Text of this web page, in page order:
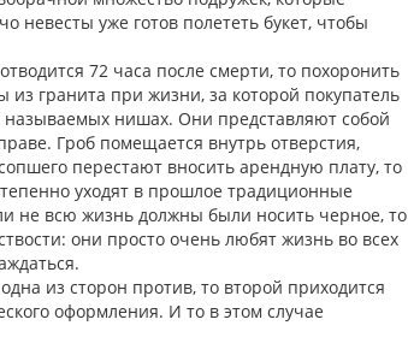
невесты уже готов полететь букет, чтобы
72 часа после смерти, то похоронить
гранита при жизни, за которой покупатель
называемых нишах. Они представляют собой
Гроб помещается внутрь отверстия,
перестают вносить арендную плату, то
уходят в прошлое традиционные
не всю жизнь должны были носить черное, то
они просто очень любят жизнь во всех
из сторон против, то второй приходится
оформления. И то в этом случае